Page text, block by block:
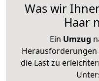
Was wir
Haar
Ein Umzug
die Last zu